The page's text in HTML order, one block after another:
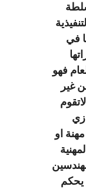
في
فهو
غير
او
يحكم